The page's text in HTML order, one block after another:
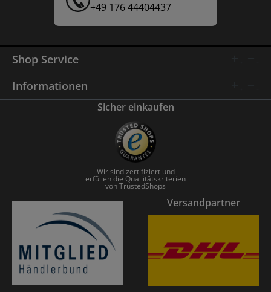
+49 176 44404437
Shop Service
Informationen
Sicher einkaufen
Wir sind zertifiziert und
erfüllen die Quallitätskriterien
von TrustedShops
Versandpartner